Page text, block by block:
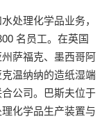
处理化学品业务，
名员工。在英国
萨福克、墨西哥阿
温纳纳的造纸湿端
公司。巴斯夫位于
化学品生产装置与